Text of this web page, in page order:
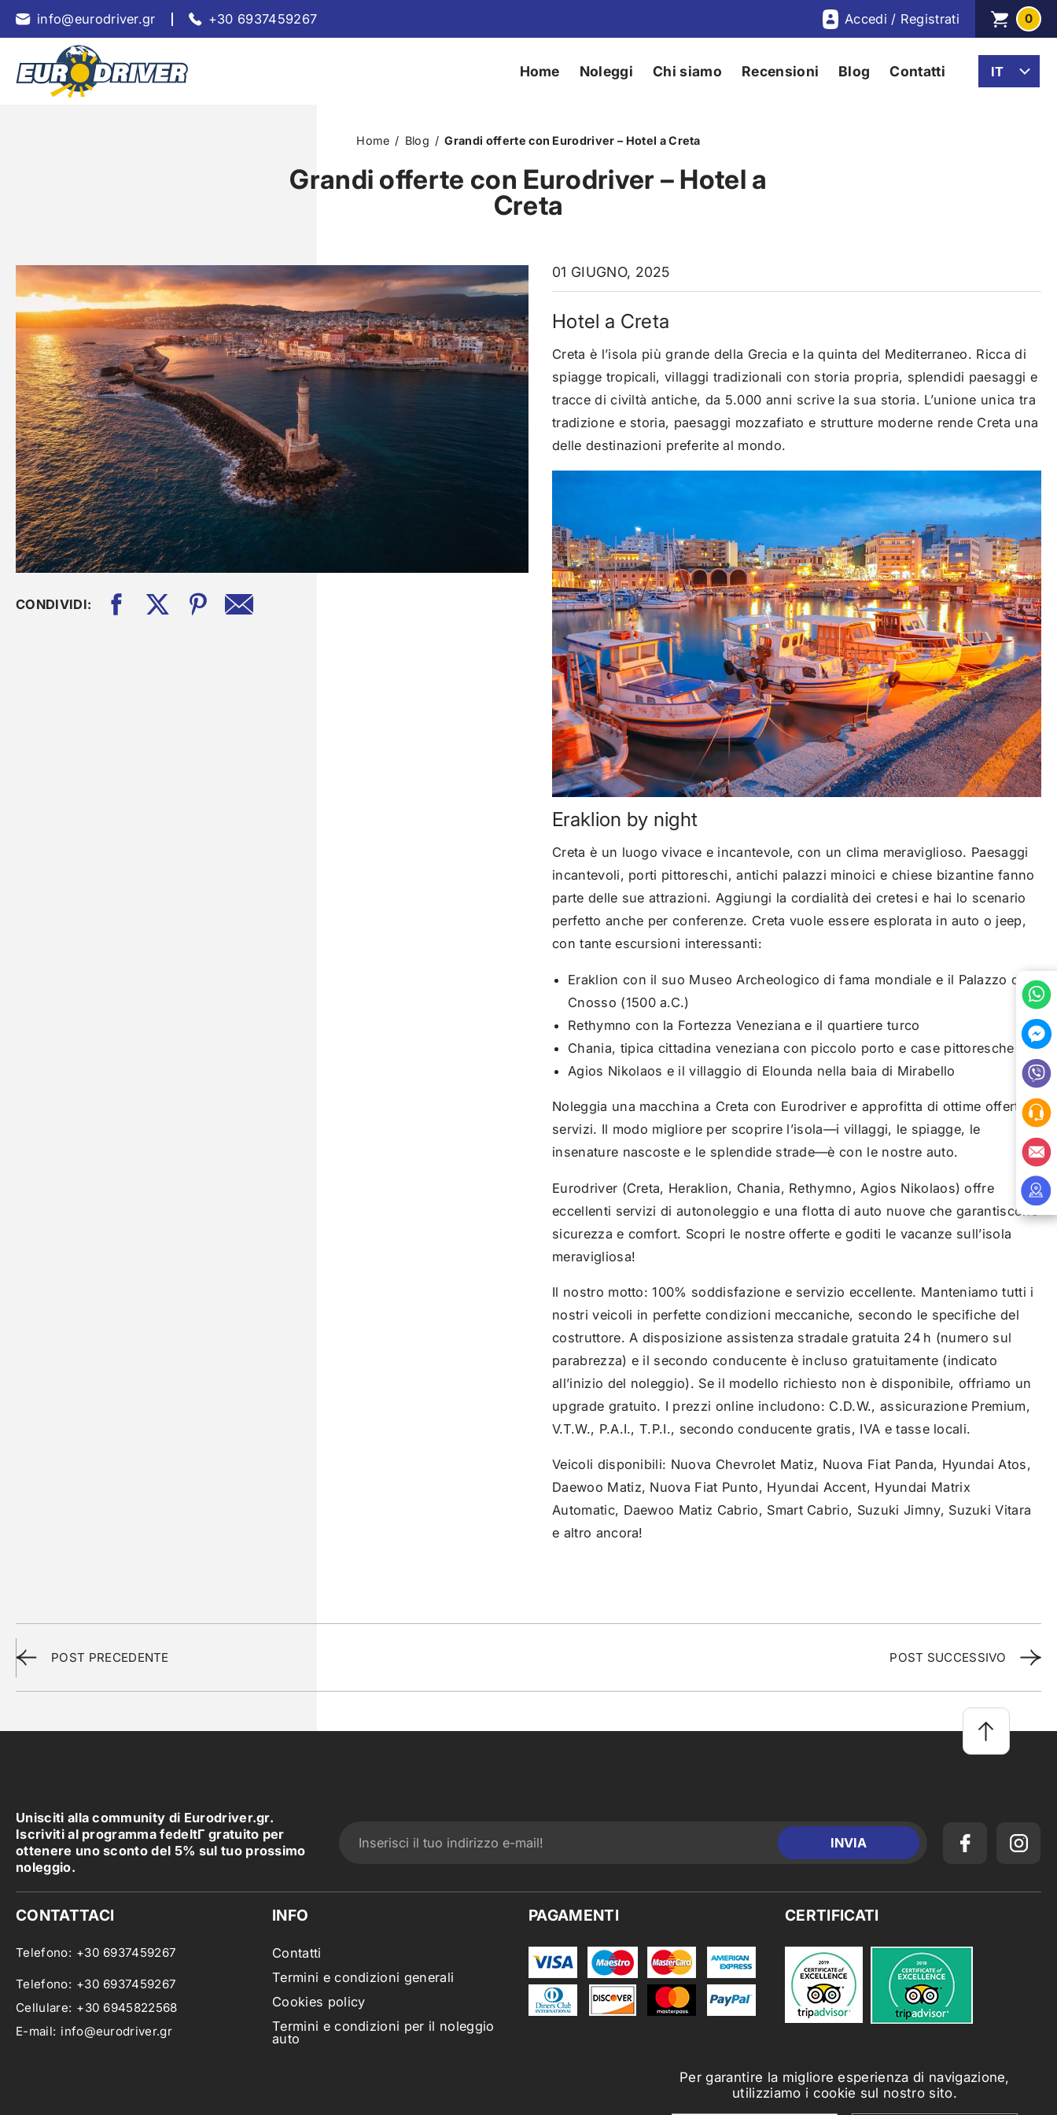
Per garantire la migliore esperienza di navigazione,
utilizziamo i cookie sul nostro sito.
info@eurodriver.gr +30 6937459267 Accedi / Registrati 0
Home Noleggi Chi siamo Recensioni Blog Contatti
Home / Blog / Grandi offerte con Eurodriver – Hotel a Creta
Grandi offerte con Eurodriver – Hotel a
Creta
CONDIVIDI:
01 GIUGNO, 2025
Hotel a Creta
Creta è l’isola più grande della Grecia e la quinta del Mediterraneo. Ricca di
spiagge tropicali, villaggi tradizionali con storia propria, splendidi paesaggi e
tracce di civiltà antiche, da 5.000 anni scrive la sua storia. L’unione unica tra
tradizione e storia, paesaggi mozzafiato e strutture moderne rende Creta una
delle destinazioni preferite al mondo.
Eraklion by night
Creta è un luogo vivace e incantevole, con un clima meraviglioso. Paesaggi
incantevoli, porti pittoreschi, antichi palazzi minoici e chiese bizantine fanno
parte delle sue attrazioni. Aggiungi la cordialità dei cretesi e hai lo scenario
perfetto anche per conferenze. Creta vuole essere esplorata in auto o jeep,
con tante escursioni interessanti:
Eraklion con il suo Museo Archeologico di fama mondiale e il Palazzo di
Cnosso (1500 a.C.)
Rethymno con la Fortezza Veneziana e il quartiere turco
Chania, tipica cittadina veneziana con piccolo porto e case pittoresche
Agios Nikolaos e il villaggio di Elounda nella baia di Mirabello
Noleggia una macchina a Creta con Eurodriver e approfitta di ottime offerte e
servizi. Il modo migliore per scoprire l’isola—i villaggi, le spiagge, le
insenature nascoste e le splendide strade—è con le nostre auto.
Eurodriver (Creta, Heraklion, Chania, Rethymno, Agios Nikolaos) offre
eccellenti servizi di autonoleggio e una flotta di auto nuove che garantiscono
sicurezza e comfort. Scopri le nostre offerte e goditi le vacanze sull’isola
meravigliosa!
Il nostro motto: 100% soddisfazione e servizio eccellente. Manteniamo tutti i
nostri veicoli in perfette condizioni meccaniche, secondo le specifiche del
costruttore. A disposizione assistenza stradale gratuita 24 h (numero sul
parabrezza) e il secondo conducente è incluso gratuitamente (indicato
all’inizio del noleggio). Se il modello richiesto non è disponibile, offriamo un
upgrade gratuito. I prezzi online includono: C.D.W., assicurazione Premium,
V.T.W., P.A.I., T.P.I., secondo conducente gratis, IVA e tasse locali.
Veicoli disponibili: Nuova Chevrolet Matiz, Nuova Fiat Panda, Hyundai Atos,
Daewoo Matiz, Nuova Fiat Punto, Hyundai Accent, Hyundai Matrix
Automatic, Daewoo Matiz Cabrio, Smart Cabrio, Suzuki Jimny, Suzuki Vitara
e altro ancora!
POST PRECEDENTE POST SUCCESSIVO
Unisciti alla community di Eurodriver.gr.
Iscriviti al programma fedeltΓ gratuito per
ottenere uno sconto del 5% sul tuo prossimo
noleggio.
CONTATTACI
Telefono: +30 6937459267
Telefono: +30 6937459267
Cellulare: +30 6945822568
E-mail: info@eurodriver.gr
INFO
Contatti
Termini e condizioni generali
Cookies policy
Termini e condizioni per il noleggio
auto
PAGAMENTI CERTIFICATI